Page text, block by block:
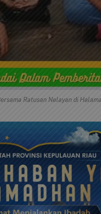
Ratusan Nelayan di